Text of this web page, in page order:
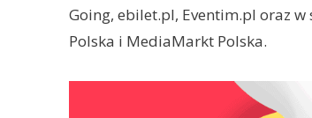
Going, ebilet.pl, Eventim.pl oraz
Polska i MediaMarkt Polska.